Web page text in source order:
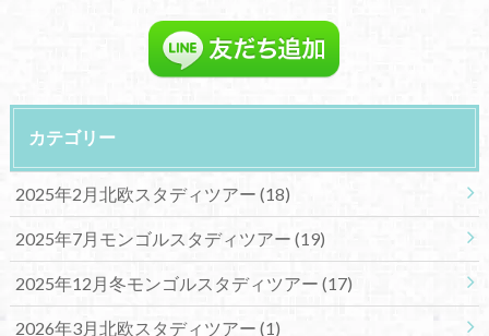
カテゴリー
2025年2月北欧スタディツアー (18)
2025年7月モンゴルスタディツアー (19)
2025年12月冬モンゴルスタディツアー (17)
2026年3月北欧スタディツアー (1)